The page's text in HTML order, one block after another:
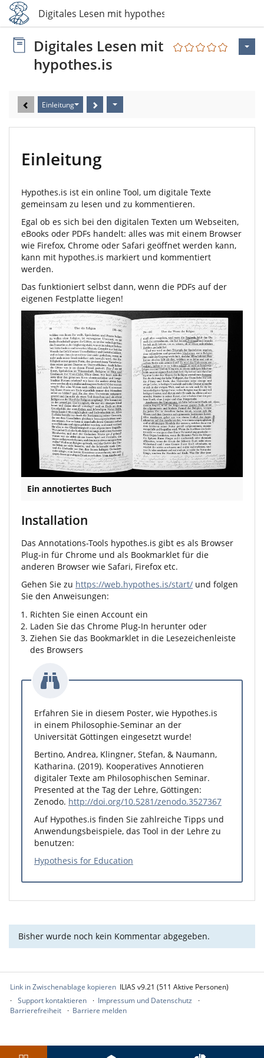
Digitales Lesen mit hypothes.is
Digitales Lesen mit
hypothes.is
Einleitung
Einleitung
Hypothes.is ist ein online Tool, um digitale Texte
gemeinsam zu lesen und zu kommentieren.
Egal ob es sich bei den digitalen Texten um Webseiten,
eBooks oder PDFs handelt: alles was mit einem Browser
wie Firefox, Chrome oder Safari geöffnet werden kann,
kann mit hypothes.is markiert und kommentiert
werden.
Das funktioniert selbst dann, wenn die PDFs auf der
eigenen Festplatte liegen!
Ein annotiertes Buch
Installation
Das Annotations-Tools hypothes.is gibt es als Browser
Plug-in für Chrome und als Bookmarklet für die
anderen Browser wie Safari, Firefox etc.
Gehen Sie zu https://web.hypothes.is/start/ und folgen
Sie den Anweisungen:
Richten Sie einen Account ein
Laden Sie das Chrome Plug-In herunter oder
Ziehen Sie das Bookmarklet in die Lesezeichenleiste
des Browsers
Erfahren Sie in diesem Poster, wie Hypothes.is
in einem Philosophie-Seminar an der
Universität Göttingen eingesetzt wurde!
Bertino, Andrea, Klingner, Stefan, & Naumann,
Katharina. (2019). Kooperatives Annotieren
digitaler Texte am Philosophischen Seminar.
Presented at the Tag der Lehre, Göttingen:
Zenodo. http://doi.org/10.5281/zenodo.3527367
Auf Hypothes.is finden Sie zahlreiche Tipps und
Anwendungsbeispiele, das Tool in der Lehre zu
benutzen:
Hypothesis for Education
Bisher wurde noch kein Kommentar abgegeben.
Link in Zwischenablage kopieren ILIAS v9.21 (511 Aktive Personen)
Support kontaktieren
Impressum und Datenschutz
Barrierefreiheit
Barriere melden